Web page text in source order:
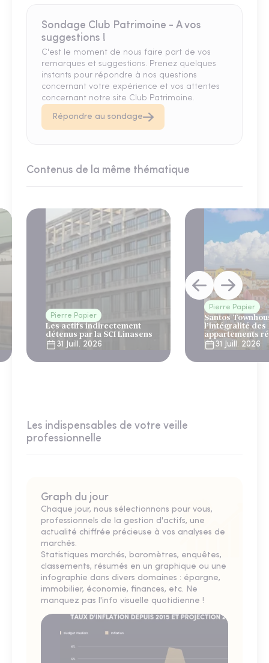
Sondage Club Patrimoine - A vos
suggestions !
C'est le moment de nous faire part de vos
remarques et suggestions. Prenez quelques
instants pour répondre à nos questions
concernant votre expérience et vos attentes
concernant notre site Club Patrimoine.
Répondre au sondage
Contenus de la même thématique
Pierre Papier
Les actifs indirectement
détenus par la SCI Linasens
31 Juill. 2026
Pierre Papier
Santos
l’intégralité des
appartements
Lisbonne
31 Juill. 2026
Les indispensables de votre veille
professionnelle
Graph du jour
Chaque jour, nous sélectionnons pour vous,
professionnels de la gestion d'actifs, une
actualité chiffrée précieuse à vos analyses de
marchés.
Statistiques marchés, baromètres, enquêtes,
classements, résumés en un graphique ou une
infographie dans divers domaines : épargne,
immobilier, économie, finances, etc. Ne
manquez pas l'info visuelle quotidienne !